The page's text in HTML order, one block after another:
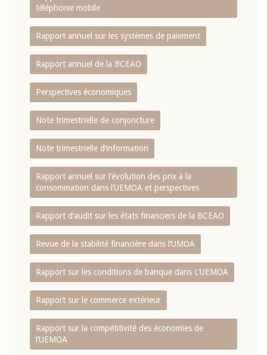
téléphonie mobile
Rapport annuel sur les systèmes de paiement
Rapport annuel de la BCEAO
Perspectives économiques
Note trimestrielle de conjoncture
Note trimestrielle d‘information
Rapport annuel sur l‘évolution des prix à la
consommation dans l‘UEMOA et perspectives
Rapport d‘audit sur les états financiers de la BCEAO
Revue de la stabilité financière dans l‘UMOA
Rapport sur les conditions de banque dans L‘UEMOA
Rapport sur le commerce extérieur
Rapport sur la compétitivité des économies de
l‘UEMOA